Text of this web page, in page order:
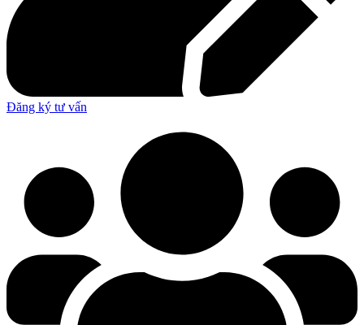
Đăng ký tư vấn